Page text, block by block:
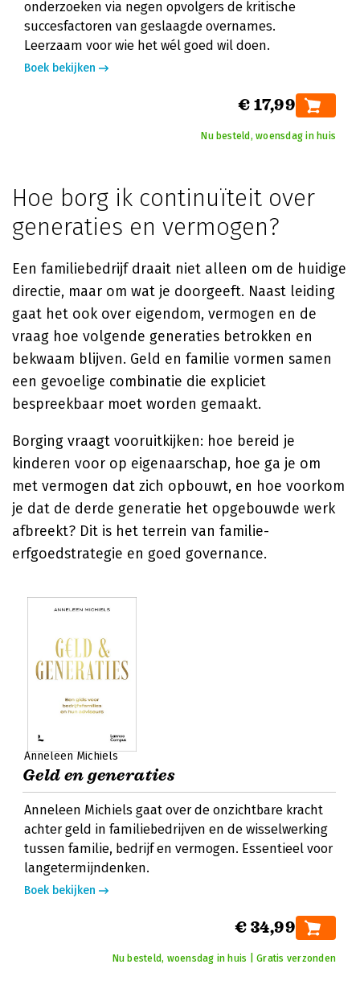
onderzoeken via negen opvolgers de kritische
succesfactoren van geslaagde overnames.
Leerzaam voor wie het wél goed wil doen.
Boek bekijken
€ 17,99
Nu besteld, woensdag in huis
Hoe borg ik continuïteit over
generaties en vermogen?
Een familiebedrijf draait niet alleen om de huidige
directie, maar om wat je doorgeeft. Naast leiding
gaat het ook over eigendom, vermogen en de
vraag hoe volgende generaties betrokken en
bekwaam blijven. Geld en familie vormen samen
een gevoelige combinatie die expliciet
bespreekbaar moet worden gemaakt.
Borging vraagt vooruitkijken: hoe bereid je
kinderen voor op eigenaarschap, hoe ga je om
met vermogen dat zich opbouwt, en hoe voorkom
je dat de derde generatie het opgebouwde werk
afbreekt? Dit is het terrein van familie-
erfgoedstrategie en goed governance.
Anneleen Michiels
Geld en generaties
Anneleen Michiels gaat over de onzichtbare kracht
achter geld in familiebedrijven en de wisselwerking
tussen familie, bedrijf en vermogen. Essentieel voor
langetermijndenken.
Boek bekijken
€ 34,99
Nu besteld, woensdag in huis | Gratis verzonden